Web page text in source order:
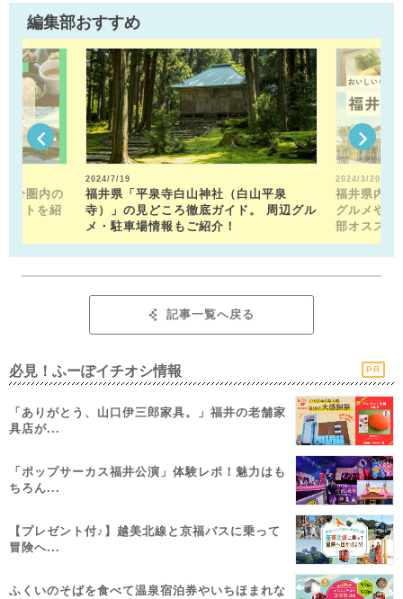
編集部おすすめ
分圏内の
ットを紹
2024/7/19
福井県「平泉寺白山神社（白山平泉
寺）」の見どころ徹底ガイド。 周辺グル
メ・駐車場情報もご紹介！
2024/3/20
福井県内の
グルメや近
部オススメ
記事一覧へ戻る
必見！ふーぽイチオシ情報 PR
「ありがとう、山口伊三郎家具。」福井の老舗家
具店が...
「ポップサーカス福井公演」体験レポ！魅力はも
ちろん...
【プレゼント付♪】越美北線と京福バスに乗って
冒険へ...
ふくいのそばを食べて温泉宿泊券やいちほまれな